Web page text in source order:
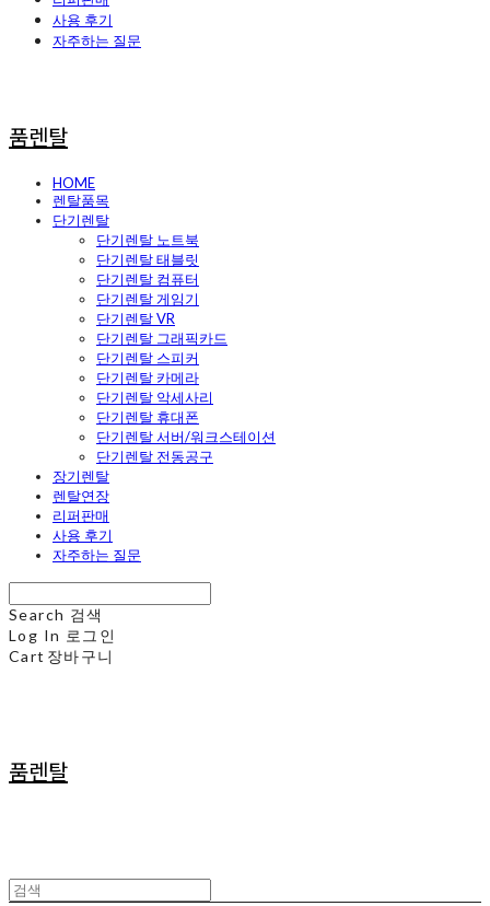
사용 후기
자주하는 질문
품렌탈
HOME
렌탈품목
단기렌탈
단기렌탈 노트북
단기렌탈 태블릿
단기렌탈 컴퓨터
단기렌탈 게임기
단기렌탈 VR
단기렌탈 그래픽카드
단기렌탈 스피커
단기렌탈 카메라
단기렌탈 악세사리
단기렌탈 휴대폰
단기렌탈 서버/워크스테이션
단기렌탈 전동공구
장기렌탈
렌탈연장
리퍼판매
사용 후기
자주하는 질문
Search 검색
Log In 로그인
Cart 장바구니
품렌탈